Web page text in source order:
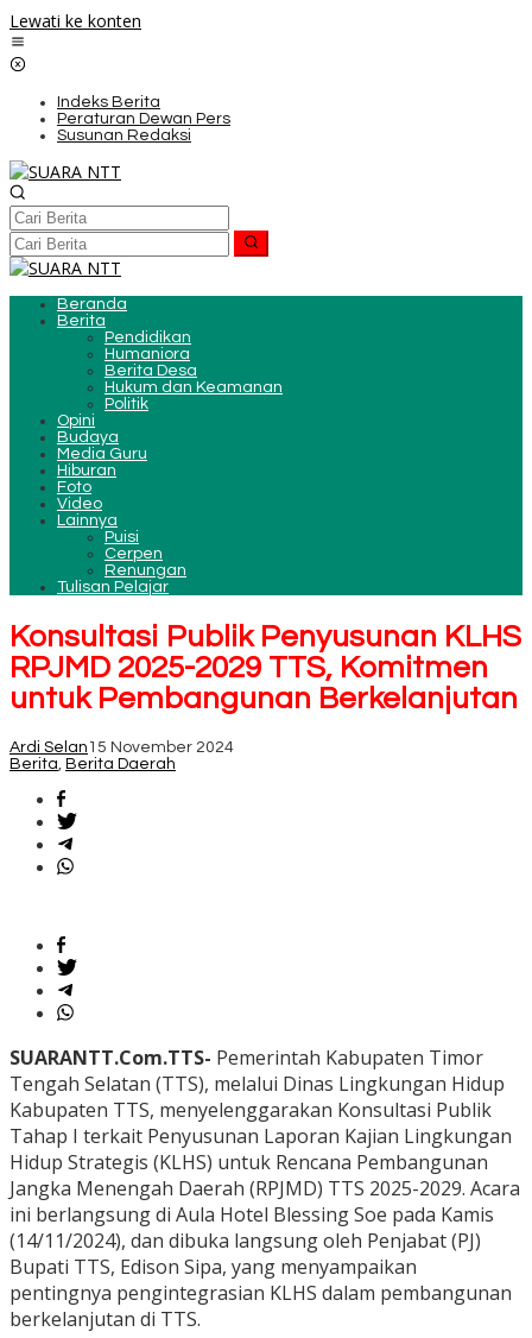
Lewati ke konten
Indeks Berita
Peraturan Dewan Pers
Susunan Redaksi
Beranda
Berita
Pendidikan
Humaniora
Berita Desa
Hukum dan Keamanan
Politik
Opini
Budaya
Media Guru
Hiburan
Foto
Video
Lainnya
Puisi
Cerpen
Renungan
Tulisan Pelajar
Konsultasi Publik Penyusunan KLHS
RPJMD 2025-2029 TTS, Komitmen
untuk Pembangunan Berkelanjutan
Ardi Selan 15 November 2024
Berita, Berita Daerah
SUARANTT.Com.TTS- Pemerintah Kabupaten Timor
Tengah Selatan (TTS), melalui Dinas Lingkungan Hidup
Kabupaten TTS, menyelenggarakan Konsultasi Publik
Tahap I terkait Penyusunan Laporan Kajian Lingkungan
Hidup Strategis (KLHS) untuk Rencana Pembangunan
Jangka Menengah Daerah (RPJMD) TTS 2025-2029. Acara
ini berlangsung di Aula Hotel Blessing Soe pada Kamis
(14/11/2024), dan dibuka langsung oleh Penjabat (PJ)
Bupati TTS, Edison Sipa, yang menyampaikan
pentingnya pengintegrasian KLHS dalam pembangunan
berkelanjutan di TTS.